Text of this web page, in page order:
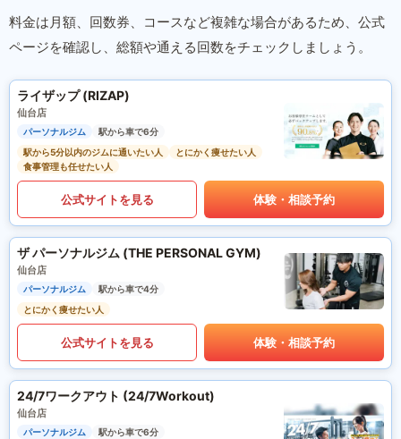
料金は月額、回数券、コースなど複雑な場合があるため、公式
ページを確認し、総額や通える回数をチェックしましょう。
ライザップ (RIZAP)
仙台店
パーソナルジム
駅から車で6分
駅から5分以内のジムに通いたい人
とにかく痩せたい人
食事管理も任せたい人
公式サイトを見る 体験・相談予約
ザ パーソナルジム (THE PERSONAL GYM)
仙台店
パーソナルジム
駅から車で4分
とにかく痩せたい人
公式サイトを見る 体験・相談予約
24/7ワークアウト (24/7Workout)
仙台店
パーソナルジム
駅から車で6分